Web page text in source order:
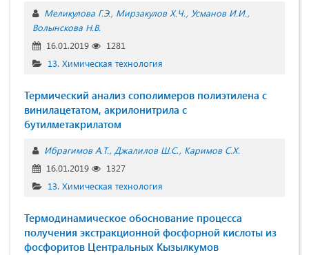
Меликулова Г.Э. Мирзакулов Х.Ч. Усманов И.И.
Волынскова Н.В.
16.01.2019
1281
13. Химическая технология
Термический анализ сополимеров полиэтилена с
винилацетатом, акрилонитрила с
бутилметакрилатом
Ибрагимов А.Т. Джалилов Ш.С. Каримов С.Х.
16.01.2019
1327
13. Химическая технология
Термодинамическое обоснование процесса
получения экстракционной фосфорной кислоты из
фосфоритов Центральных Кызылкумов